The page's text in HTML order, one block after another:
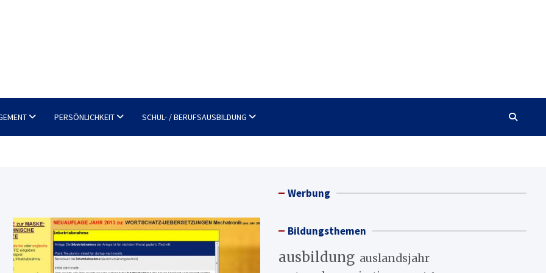
PERSÖNLICHKEIT SCHUL- / BERUFSAUSBILDUNG
Werbung
Bildungsthemen
ausbildung auslandsjahr